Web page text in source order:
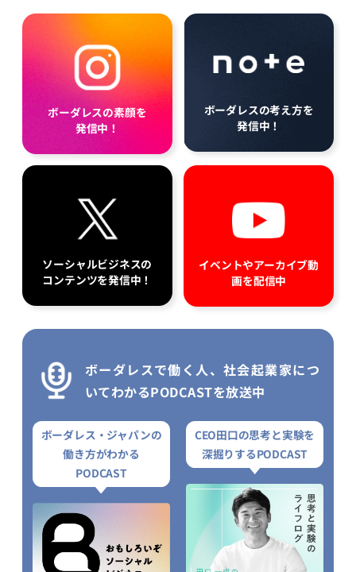
ボーダレスの素顔を
発信中！
ボーダレスの考え方を
発信中！
ソーシャルビジネスの
コンテンツを発信中！
イベントやアーカイブ動
画を配信中
ボーダレスで働く人、社会起業家につ
いてわかるPODCASTを放送中
ボーダレス・ジャパンの
働き方がわかる
PODCAST
CEO田口の思考と実験を
深掘りするPODCAST